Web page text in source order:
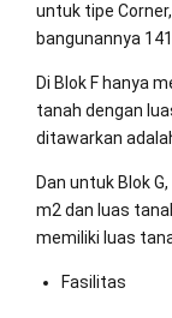
untuk tipe
bangunannya
Di Blok F hanya
tanah dengan
ditawarkan
Dan untuk Blok
m2 dan luas
memiliki luas
Fasilitas